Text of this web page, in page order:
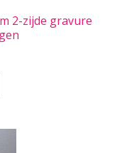
2-zijde gravure